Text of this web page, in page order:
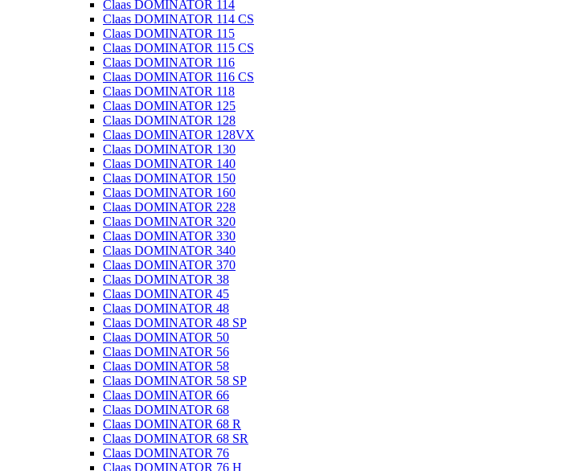
Claas DOMINATOR 114
Claas DOMINATOR 114 CS
Claas DOMINATOR 115
Claas DOMINATOR 115 CS
Claas DOMINATOR 116
Claas DOMINATOR 116 CS
Claas DOMINATOR 118
Claas DOMINATOR 125
Claas DOMINATOR 128
Claas DOMINATOR 128VX
Claas DOMINATOR 130
Claas DOMINATOR 140
Claas DOMINATOR 150
Claas DOMINATOR 160
Claas DOMINATOR 228
Claas DOMINATOR 320
Claas DOMINATOR 330
Claas DOMINATOR 340
Claas DOMINATOR 370
Claas DOMINATOR 38
Claas DOMINATOR 45
Claas DOMINATOR 48
Claas DOMINATOR 48 SP
Claas DOMINATOR 50
Claas DOMINATOR 56
Claas DOMINATOR 58
Claas DOMINATOR 58 SP
Claas DOMINATOR 66
Claas DOMINATOR 68
Claas DOMINATOR 68 R
Claas DOMINATOR 68 SR
Claas DOMINATOR 76
Claas DOMINATOR 76 H